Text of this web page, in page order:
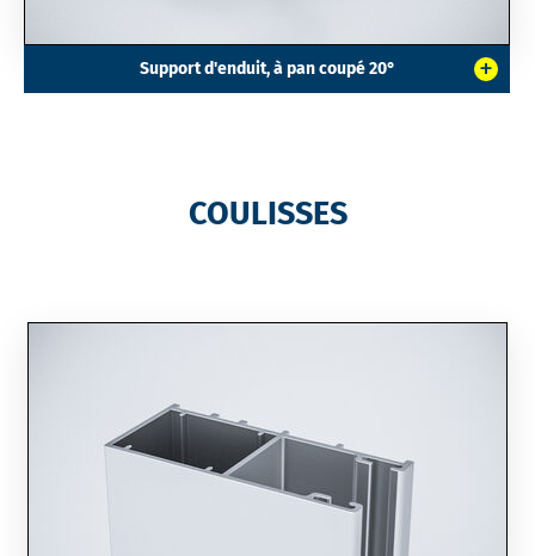
+
Support d'enduit, à pan coupé 20°
COULISSES